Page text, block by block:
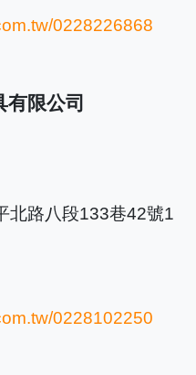
0228226868
有限公司
北路八段133巷42號1
0228102250